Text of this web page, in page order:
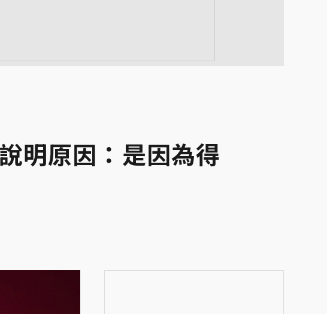
明原因：是因為得